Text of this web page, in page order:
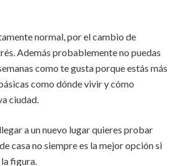
normal, por el cambio de
Además probablemente no puedas
como te gusta porque estás más
como dónde vivir y cómo
ciudad.
a un nuevo lugar quieres probar
casa no siempre es la mejor opción si
figura.